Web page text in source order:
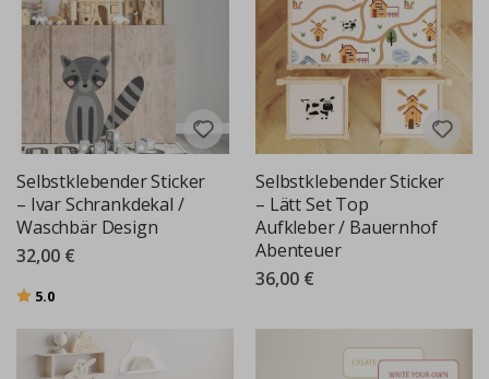
Selbstklebender Sticker
– Ivar Schrankdekal /
Waschbär Design
32,00 €
Bewertung:
5.0
Selbstklebender Sticker
– Lätt Set Top
Aufkleber / Bauernhof
Abenteuer
36,00 €